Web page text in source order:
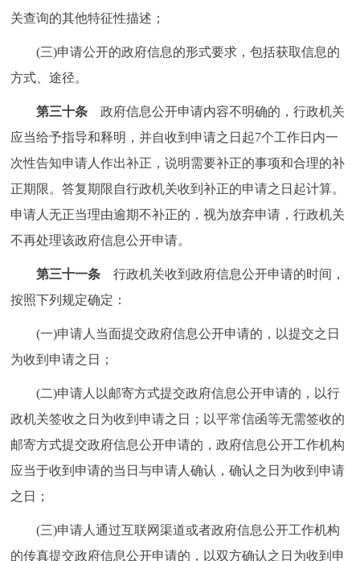
关查询的其他特征性描述；
(三)申请公开的政府信息的形式要求，包括获取信息的
方式、途径。
第三十条 政府信息公开申请内容不明确的，行政机关
应当给予指导和释明，并自收到申请之日起7个工作日内一
次性告知申请人作出补正，说明需要补正的事项和合理的补
正期限。答复期限自行政机关收到补正的申请之日起计算。
申请人无正当理由逾期不补正的，视为放弃申请，行政机关
不再处理该政府信息公开申请。
第三十一条 行政机关收到政府信息公开申请的时间，
按照下列规定确定：
(一)申请人当面提交政府信息公开申请的，以提交之日
为收到申请之日；
(二)申请人以邮寄方式提交政府信息公开申请的，以行
政机关签收之日为收到申请之日；以平常信函等无需签收的
邮寄方式提交政府信息公开申请的，政府信息公开工作机构
应当于收到申请的当日与申请人确认，确认之日为收到申请
之日；
(三)申请人通过互联网渠道或者政府信息公开工作机构
的传真提交政府信息公开申请的，以双方确认之日为收到申